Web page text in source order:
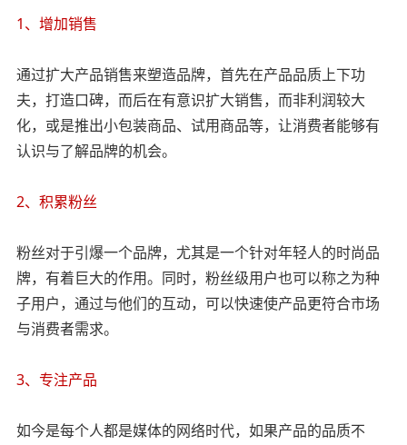
1、增加销售
通过扩大产品销售来塑造品牌，首先在产品品质上下功
夫，打造口碑，而后在有意识扩大销售，而非利润较大
化，或是推出小包装商品、试用商品等，让消费者能够有
认识与了解品牌的机会。
2、积累粉丝
粉丝对于引爆一个品牌，尤其是一个针对年轻人的时尚品
牌，有着巨大的作用。同时，粉丝级用户也可以称之为种
子用户，通过与他们的互动，可以快速使产品更符合市场
与消费者需求。
3、专注产品
如今是每个人都是媒体的网络时代，如果产品的品质不